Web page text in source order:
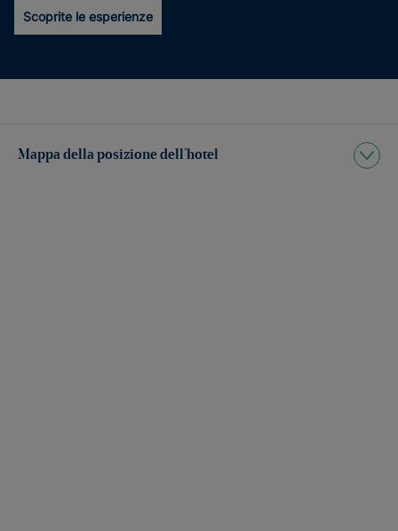
Scoprite le esperienze
Mappa della posizione dell’hotel